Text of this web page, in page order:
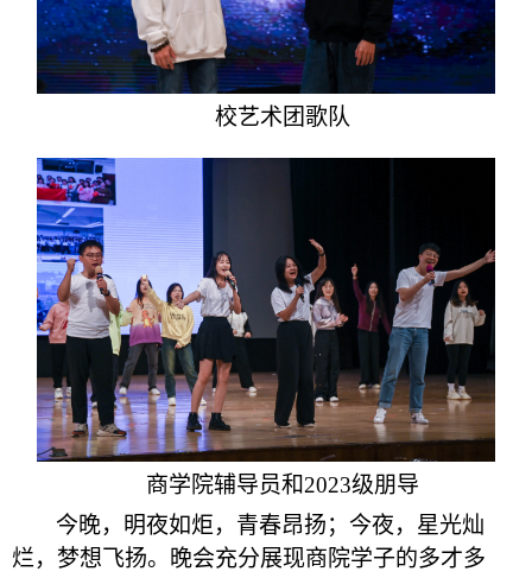
校艺术团歌队
商学院辅导员和2023级朋导
今晚，明夜如炬，青春昂扬；今夜，星光灿
烂，梦想飞扬。晚会充分展现商院学子的多才多